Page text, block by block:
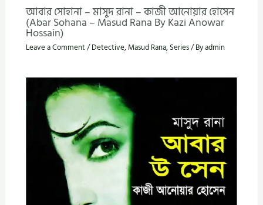
আবার সোহানা – মাসুদ রানা – কাজী আনোয়ার হোসেন
(Abar Sohana – Masud Rana By Kazi Anowar
Hossain)
Leave a Comment/Detective, Masud Rana, Series/ Byadmin